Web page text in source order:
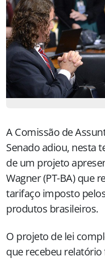
A Comissão de
Senado adiou, nesta
de um projeto
Wagner (PT-BA) que
tarifaço imposto
produtos brasileiros.
O projeto de lei
que recebeu